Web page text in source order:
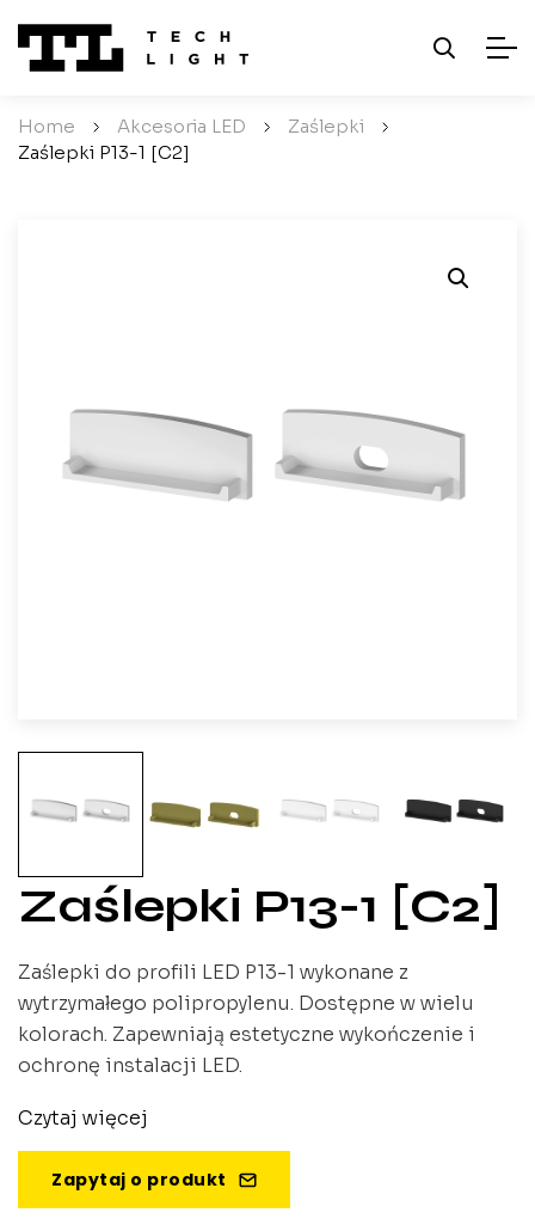
Home / Akcesoria LED / Zaślepki
/
Zaślepki P13-1 [C2]
Zaślepki P13-1 [C2]
Zaślepki do profili LED P13-1 wykonane z
wytrzymałego polipropylenu. Dostępne w wielu
kolorach. Zapewniają estetyczne wykończenie i
ochronę instalacji LED.
Czytaj więcej
Zapytaj o produkt